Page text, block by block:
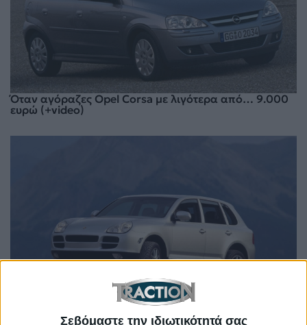
Σεβόμαστε την ιδιωτικότητά σας
Όταν αγόραζες Opel Corsa με λιγότερα από… 9.000
ευρώ (+video)
Πόσο κόστιζε η Porsche Cayenne στις αρχές της
χιλιετίας στην χώρα μας;